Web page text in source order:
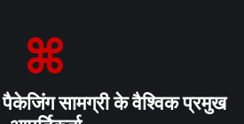
सामग्री के वैश्विक प्रमुख